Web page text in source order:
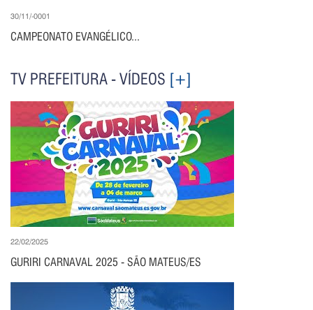
30/11/-0001
CAMPEONATO EVANGÉLICO...
TV PREFEITURA - VÍDEOS [+]
22/02/2025
GURIRI CARNAVAL 2025 - SÃO MATEUS/ES